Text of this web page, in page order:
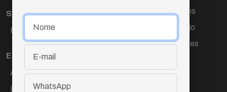
Sub-editora
Raquel Ayres
Equipe
Ana Lúcia Cortez
Eliane Hardy
Mario Campos
Renata Araújo
Wagner Gomes